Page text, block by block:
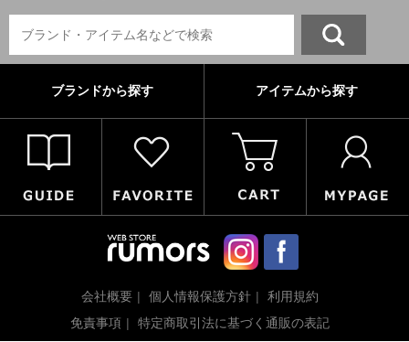
ブランドから探す アイテムから探す
会社概要 個人情報保護方針
利用規約
免責事項
特定商取引法に基づく通販の表記